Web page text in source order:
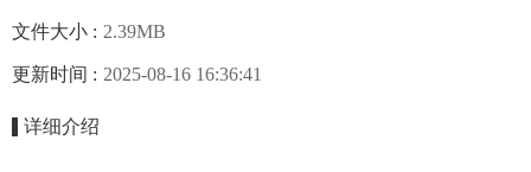
文件大小 : 2.39MB
更新时间 : 2025-08-16 16:36:41
详细介绍